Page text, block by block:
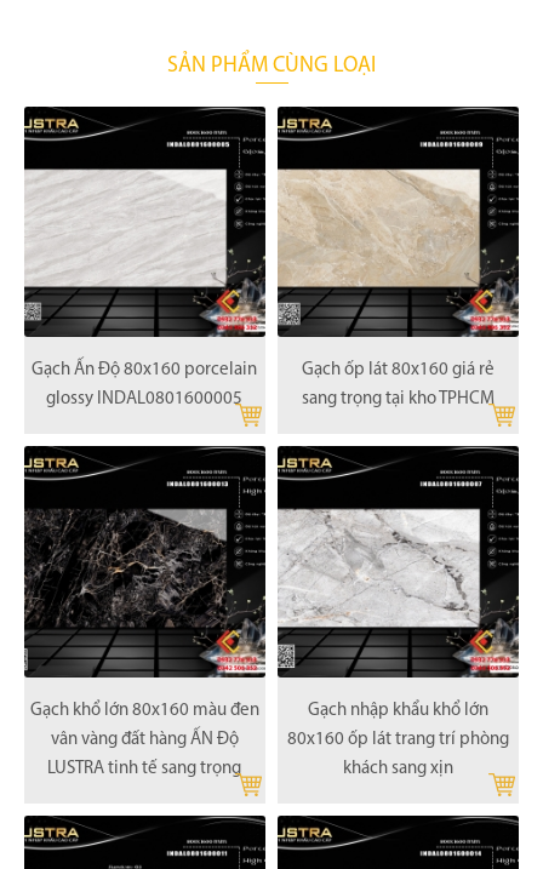
SẢN PHẨM CÙNG LOẠI
Gạch Ấn Độ 80x160 porcelain
glossy INDAL0801600005
Gạch ốp lát 80x160 giá rẻ
sang trọng tại kho TPHCM
Gạch khổ lớn 80x160 màu đen
vân vàng đất hàng ẤN Độ
LUSTRA tinh tế sang trọng
Gạch nhập khẩu khổ lớn
80x160 ốp lát trang trí phòng
khách sang xịn